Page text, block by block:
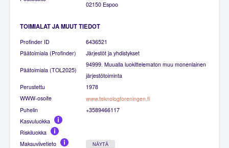
02150 Espoo
TOIMIALAT JA MUUT TIEDOT
Profinder ID
6436521
Päätoimiala (Profinder)
Järjestöt ja yhdistykset
Päätoimiala (TOL2025)
94999. Muualla luokittelematon muu monenlainen
järjestötoiminta
Perustettu
1978
WWW-osoite
www.teknologforeningen.fi
Puhelin
+3589466117
Kasvuluokka
Riskiluokka
Maksuviivetieto
NÄYTÄ